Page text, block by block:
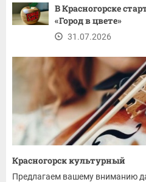
В Красногорске
«Город в цвете»
31.07.2026
Красногорск культурный
Предлагаем вашему вниманию